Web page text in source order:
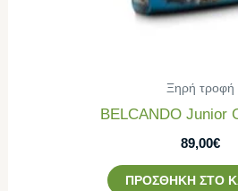
Ξηρή τροφή
BELCANDO Junior
89,00€
ΠΡΟΣΘΉΚΗ ΣΤΟ